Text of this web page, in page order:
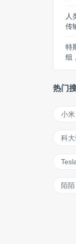
人
传
特
组
热门
小米
科
陌陌